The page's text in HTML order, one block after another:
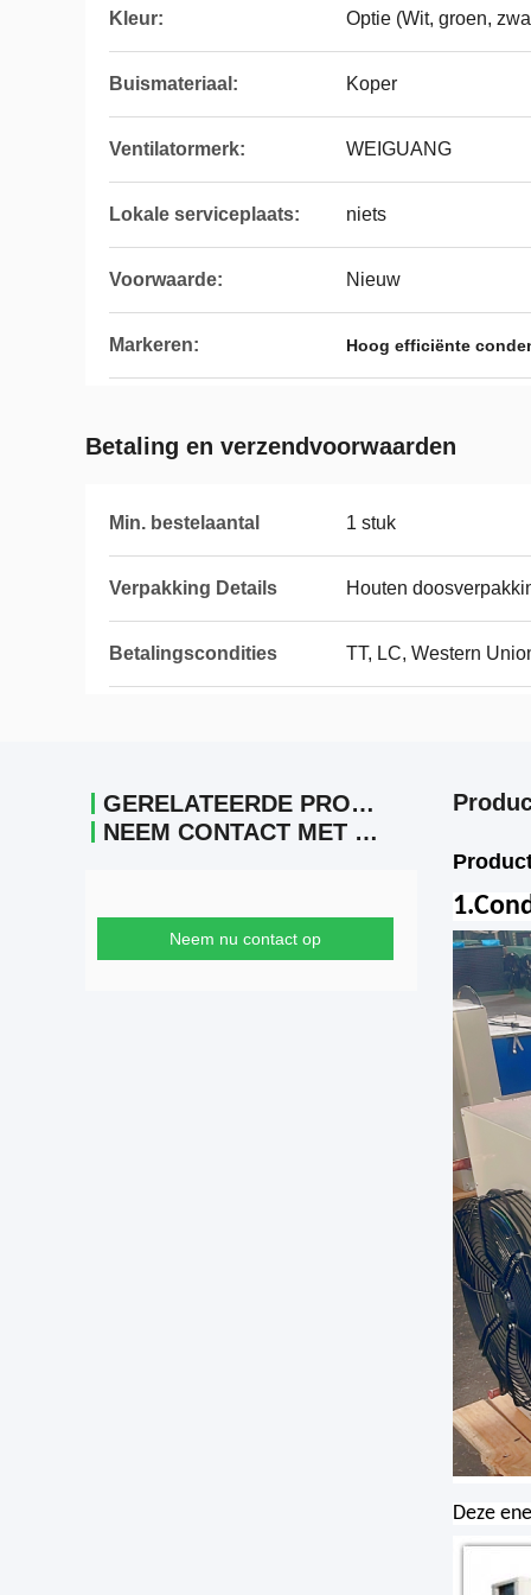
Kleur: Optie (Wit, groen,
Buismateriaal: Koper
Ventilatormerk: WEIGUANG
Lokale serviceplaats: niets
Voorwaarde: Nieuw
Markeren: Hoog efficiënte
Betaling en verzendvoorwaarden
Min. bestelaantal 1 stuk
Verpakking Details Houten
Betalingscondities TT, LC, Western
GERELATEERDE PRODUCTEN
NEEM CONTACT MET ONS OP
Neem nu contact op
Deze